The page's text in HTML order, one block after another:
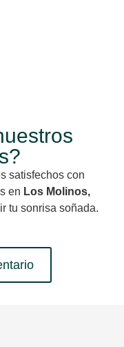
satisfechos con
en Los Molinos,
tu sonrisa soñada.